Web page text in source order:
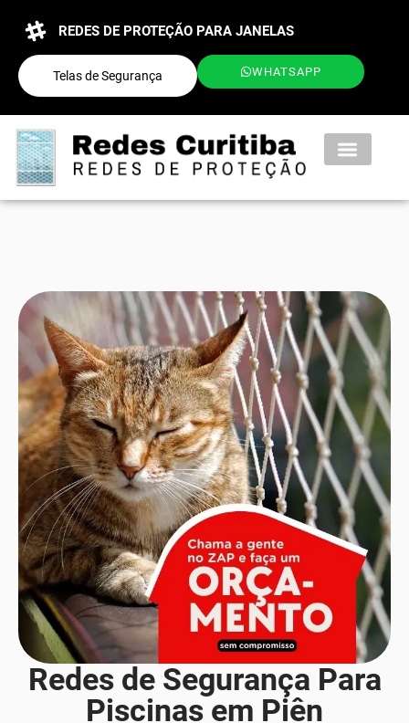
REDES DE PROTEÇÃO PARA JANELAS
Telas de Segurança WHATSAPP
Redes de Segurança Para
Piscinas em Piên